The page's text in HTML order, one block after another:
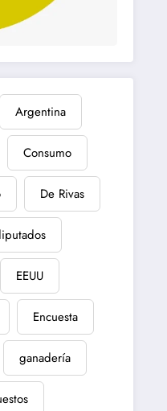
Argentina
Consumo
De Rivas
EEUU
Encuesta
ganadería